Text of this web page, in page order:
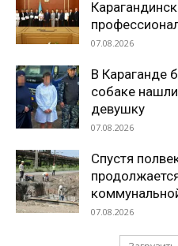
07.08.2026
В Караганде
собаке
девушку
07.08.2026
Спустя
07.08.2026